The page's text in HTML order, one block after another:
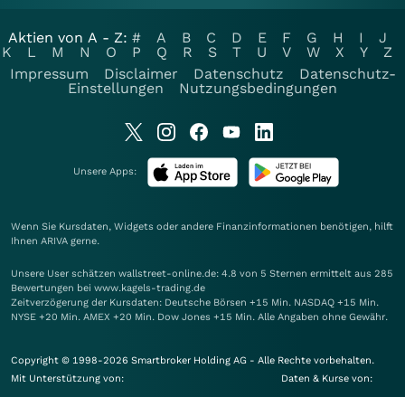
Aktien von A - Z: # A B C D E F G H I
J
K
L M N O P Q R S T U V W X Y
Z
Impressum
Disclaimer Datenschutz
Datenschutz-
Einstellungen
Nutzungsbedingungen
Unsere Apps:
Wenn Sie Kursdaten, Widgets oder andere Finanzinformationen benötigen, hilft
Ihnen ARIVA gerne.
Unsere User schätzen wallstreet-online.de: 4.8 von 5 Sternen ermittelt aus 285
Bewertungen bei www.kagels-trading.de
Zeitverzögerung der Kursdaten: Deutsche Börsen +15 Min. NASDAQ +15 Min.
NYSE +20 Min. AMEX +20 Min. Dow Jones +15 Min. Alle Angaben ohne Gewähr.
Copyright © 1998-2026 Smartbroker Holding AG - Alle Rechte vorbehalten.
Mit Unterstützung von:
Daten & Kurse von: